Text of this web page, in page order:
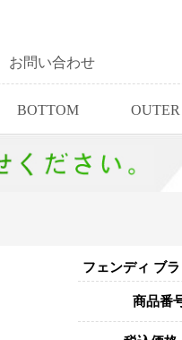
お問い合わせ
BOTTOM OUTER
フェンディ ブ
商品番